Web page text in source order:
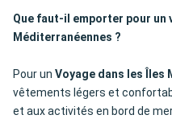
Que faut-il emporter pour un
Méditerranéennes ?
Pour un Voyage dans les Îles
vêtements légers et
et aux activités en bord de